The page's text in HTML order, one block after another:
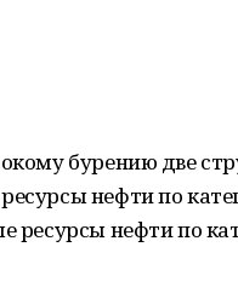
бурению две
нефти по
ресурсы нефти по